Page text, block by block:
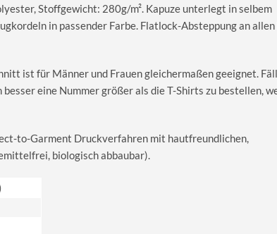
Stoffgewicht: 280g/m². Kapuze unterlegt in selbem
in passender Farbe. Flatlock-Absteppung an
ist für Männer und Frauen gleichermaßen geeignet.
eine Nummer größer als die T-Shirts zu bestellen,
to-Garment Druckverfahren mit hautfreundlichen,
biologisch abbaubar).